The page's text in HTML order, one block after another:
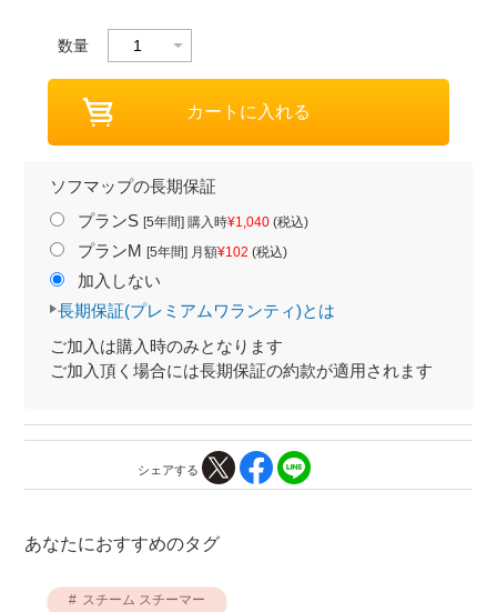
数量
ソフマップの長期保証
プランS [5年間] 購入時¥1,040(税込)
プランM [5年間] 月額¥102 (税込)
加入しない
長期保証(プレミアムワランティ)とは
ご加入は購入時のみとなります
ご加入頂く場合には長期保証の約款が適用されます
シェアする
あなたにおすすめのタグ
スチーム スチーマー